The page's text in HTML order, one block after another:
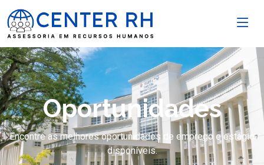
Oportunidades
Encontre as melhores oportunidades de emprego e estágio
disponíveis.